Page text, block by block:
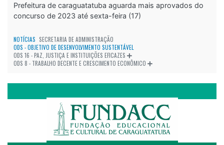
Prefeitura de caraguatatuba aguarda mais aprovados do
concurso de 2023 até sexta-feira (17)
NOTÍCIAS SECRETARIA DE ADMINISTRAÇÃO
ODS - OBJETIVO DE DESENVOLVIMENTO SUSTENTÁVEL
ODS 16 - PAZ, JUSTIÇA E INSTITUIÇÕES EFICAZES
ODS 8 - TRABALHO DECENTE E CRESCIMENTO ECONÔMICO